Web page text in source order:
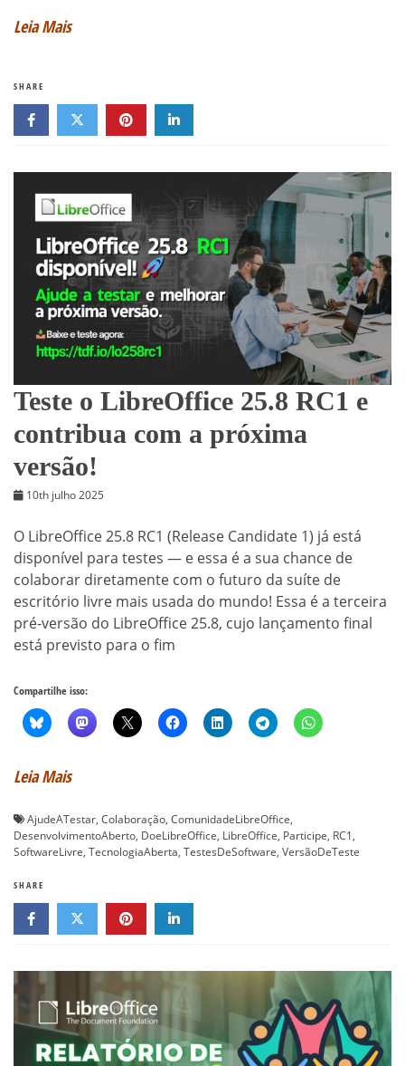
Leia Mais
SHARE
Teste o LibreOffice 25.8 RC1 e
contribua com a próxima
versão!
10th julho 2025
O LibreOffice 25.8 RC1 (Release Candidate 1) já está
disponível para testes — e essa é a sua chance de
colaborar diretamente com o futuro da suíte de
escritório livre mais usada do mundo! Essa é a terceira
pré-versão do LibreOffice 25.8, cujo lançamento final
está previsto para o fim
Compartilhe isso:
Leia Mais
AjudeATestar, Colaboração, ComunidadeLibreOffice,
DesenvolvimentoAberto, DoeLibreOffice, LibreOffice, Participe, RC1,
SoftwareLivre, TecnologiaAberta, TestesDeSoftware, VersãoDeTeste
SHARE